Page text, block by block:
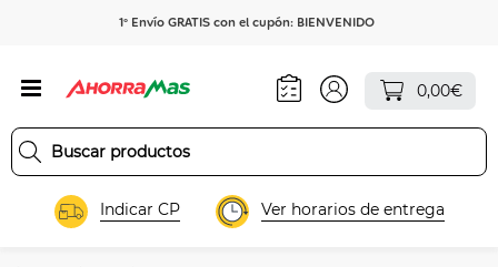
1º Envío GRATIS con el cupón: BIENVENIDO
0,00€
Indicar CP Ver horarios de entrega